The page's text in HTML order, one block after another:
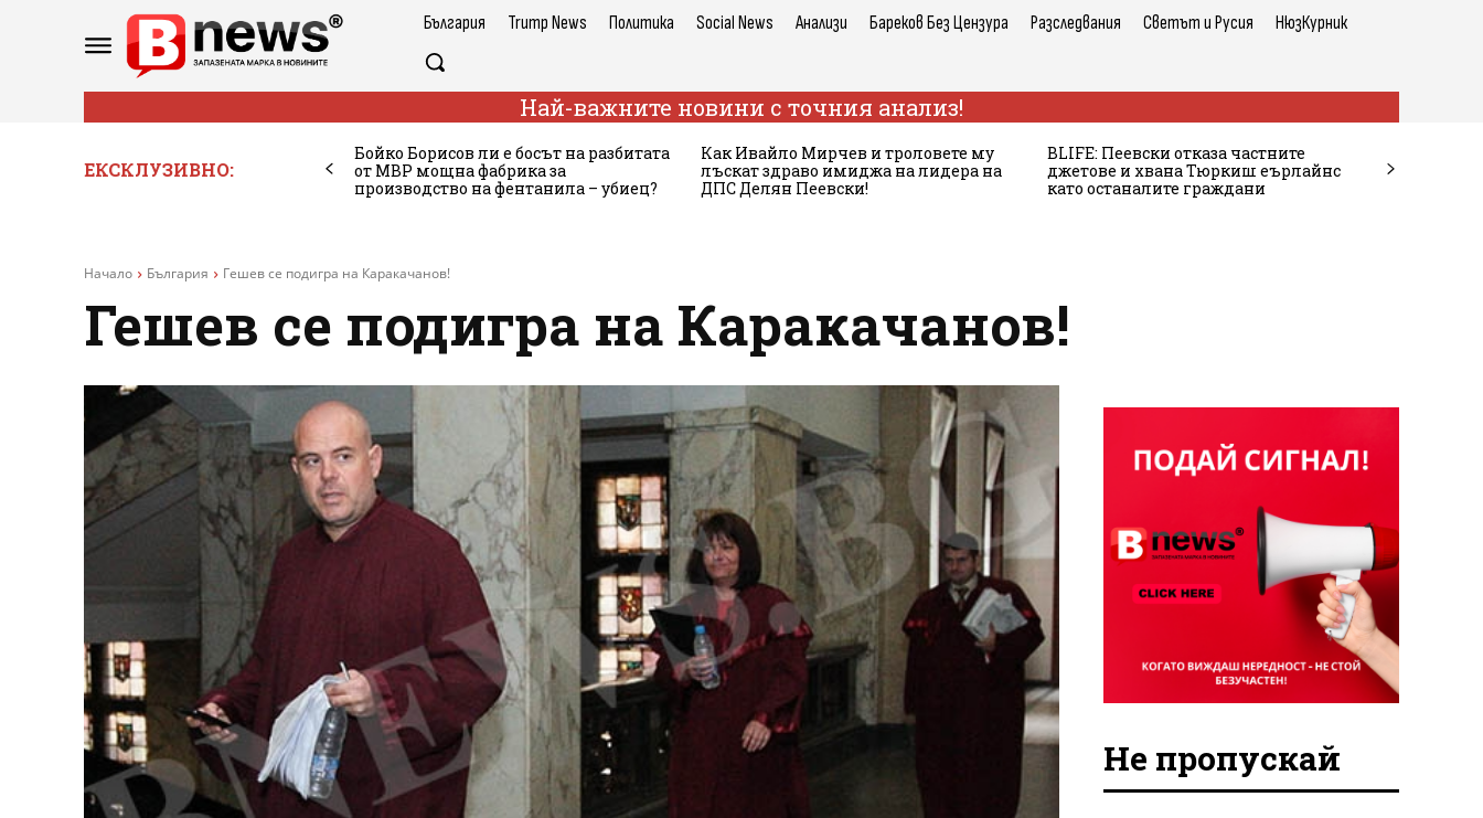
България Trump News Политика Social News Анализи Бареков Без Цензура Разследвания Светът и Русия НюзКурник
Най-важните новини с точния анализ!
ЕКСКЛУЗИВНО:
Бойко Борисов ли е босът на разбитата
от МВР мощна фабрика за
производство на фентанила – убиец?
Как Ивайло Мирчев и троловете му
лъскат здраво имиджа на лидера на
ДПС Делян Пеевски!
BLIFE: Пеевски отказа частните
джетове и хвана Тюркиш еърлайнс
като останалите граждани
Начало България Гешев се подигра на Каракачанов!
Гешев се подигра на Каракачанов!
Не пропускай